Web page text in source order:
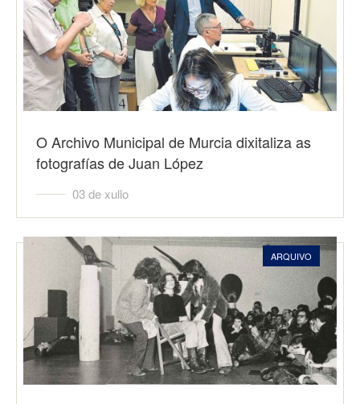
O Archivo Municipal de Murcia dixitaliza as
fotografías de Juan López
03 de xullo
ARQUIVO